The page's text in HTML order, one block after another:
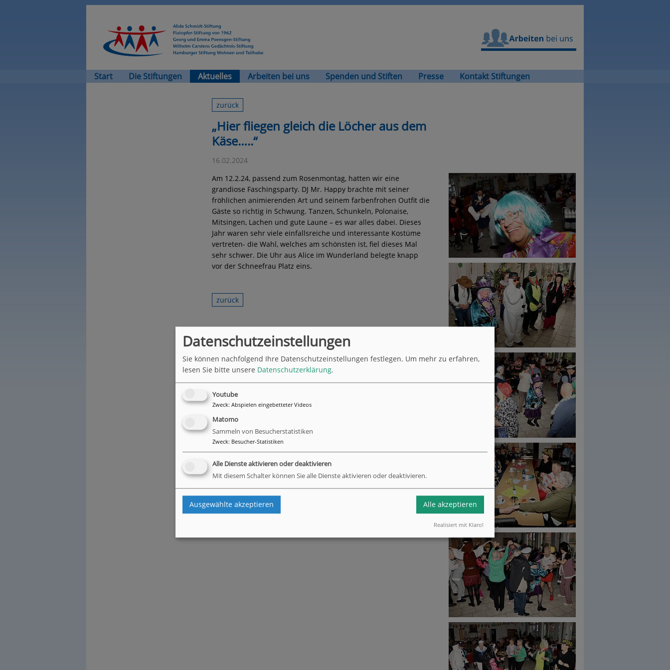
Arbeiten bei uns
Start Die Stiftungen Aktuelles Arbeiten bei uns Spenden und Stiften Presse Kontakt Stiftungen
zurück
„Hier fliegen gleich die Löcher aus dem
Käse…..“
16.02.2024
Am 12.2.24, passend zum Rosenmontag, hatten wir eine
grandiose Faschingsparty. DJ Mr. Happy brachte mit seiner
fröhlichen animierenden Art und seinem farbenfrohen Outfit die
Gäste so richtig in Schwung. Tanzen, Schunkeln, Polonaise,
Mitsingen, Lachen und gute Laune – es war alles dabei. Dieses
Jahr waren sehr viele einfallsreiche und interessante Kostüme
vertreten- die Wahl, welches am schönsten ist, fiel dieses Mal
sehr schwer. Die Uhr aus Alice im Wunderland belegte knapp
vor der Schneefrau Platz eins.
zurück
Datenschutzeinstellungen
Sie können nachfolgend Ihre Datenschutzeinstellungen festlegen. Um mehr zu erfahren,
lesen Sie bitte unsere Datenschutzerklärung.
Youtube
Zweck: Abspielen eingebetteter Videos
Matomo
Sammeln von Besucherstatistiken
Zweck: Besucher-Statistiken
Alle Dienste aktivieren oder deaktivieren
Mit diesem Schalter können Sie alle Dienste aktivieren oder deaktivieren.
Ausgewählte akzeptieren Alle akzeptieren
Realisiert mit Klaro!